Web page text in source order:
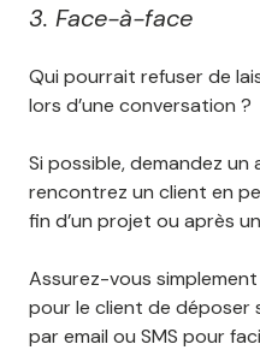
3. Face-à-face
Qui pourrait refuser de
lors d’une conversation ?
Si possible, demandez un
rencontrez un client en
fin d’un projet ou après
Assurez-vous
pour le client de déposer
par email ou SMS pour